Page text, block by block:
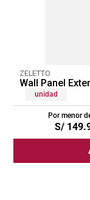
ZELETTO
Wall Panel
unidad
Por menor
S/ 149.